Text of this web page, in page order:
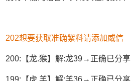
202想要获取准确紫料请添加威信
200:【龙.猴】解:龙39→正确已分享
199:【虎.羊】解:羊36→正确已分享